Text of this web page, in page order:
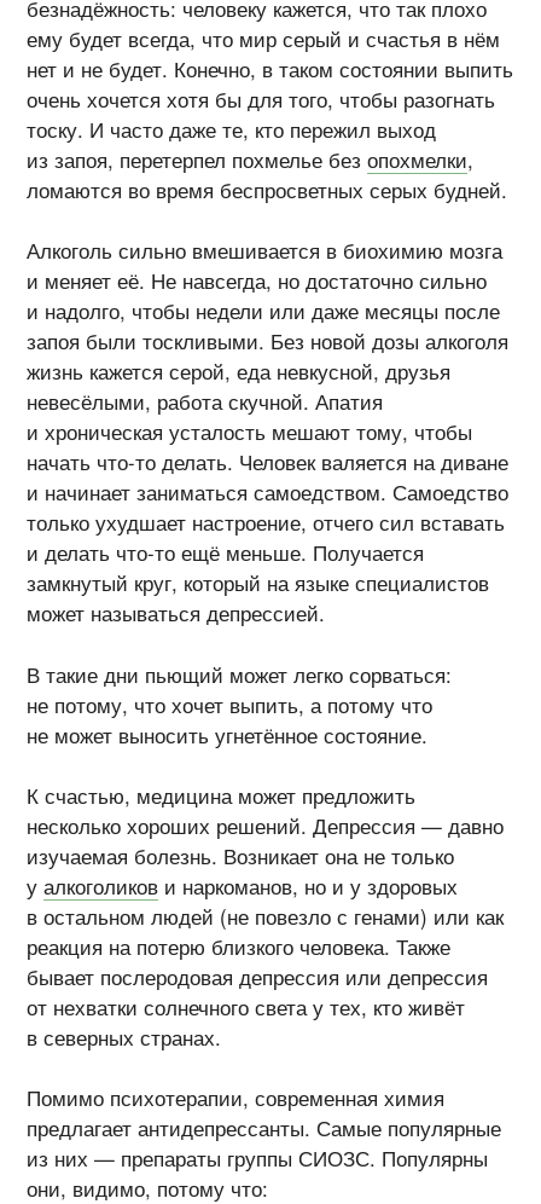
безнадёжность: человеку кажется, что так плохо
ему будет всегда, что мир серый и счастья в нём
нет и не будет. Конечно, в таком состоянии выпить
очень хочется хотя бы для того, чтобы разогнать
тоску. И часто даже те, кто пережил выход
из запоя, перетерпел похмелье безопохмелки,
ломаются во время беспросветных серых будней.
Алкоголь сильно вмешивается в биохимию мозга
и меняет её. Не навсегда, но достаточно сильно
и надолго, чтобы недели или даже месяцы после
запоя были тоскливыми. Без новой дозы алкоголя
жизнь кажется серой, еда невкусной, друзья
невесёлыми, работа скучной. Апатия
и хроническая усталость мешают тому, чтобы
начать что-то делать. Человек валяется на диване
и начинает заниматься самоедством. Самоедство
только ухудшает настроение, отчего сил вставать
и делать что-то ещё меньше. Получается
замкнутый круг, который на языке специалистов
может называться депрессией.
В такие дни пьющий может легко сорваться:
не потому, что хочет выпить, а потому что
не может выносить угнетённое состояние.
К счастью, медицина может предложить
несколько хороших решений. Депрессия — давно
изучаемая болезнь. Возникает она не только
уалкоголиков и наркоманов, но и у здоровых
в остальном людей (не повезло с генами) или как
реакция на потерю близкого человека. Также
бывает послеродовая депрессия или депрессия
от нехватки солнечного света у тех, кто живёт
в северных странах.
Помимо психотерапии, современная химия
предлагает антидепрессанты. Самые популярные
из них — препараты группы СИОЗС. Популярны
они, видимо, потому что: